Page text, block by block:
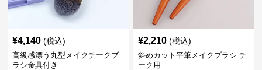
¥4,140 (税込)
高級感漂う丸型メイクチークブ
ラシ金具付き
¥2,210 (税込)
斜めカット平筆メイクブラシ チ
ーク用